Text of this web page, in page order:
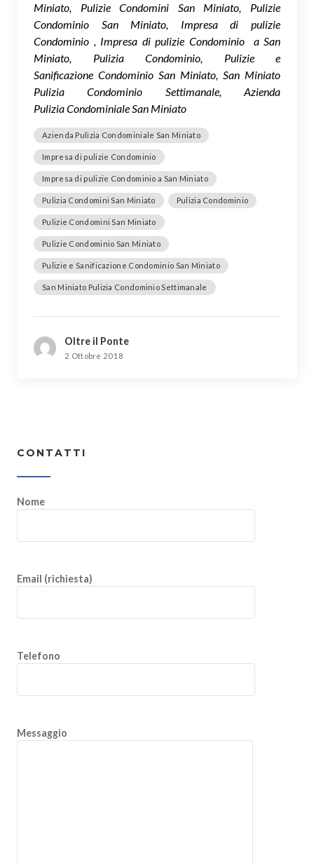
Miniato, Pulizie Condomini San Miniato, Pulizie
Condominio San Miniato, Impresa di pulizie
Condominio , Impresa di pulizie Condominio a San
Miniato, Pulizia Condominio, Pulizie e
Sanificazione Condominio San Miniato, San Miniato
Pulizia Condominio Settimanale, Azienda
Pulizia Condominiale San Miniato
Azienda Pulizia Condominiale San Miniato
Impresa di pulizie Condominio
Impresa di pulizie Condominio a San Miniato
Pulizia Condomini San Miniato Pulizia Condominio
Pulizie Condomini San Miniato
Pulizie Condominio San Miniato
Pulizie e Sanificazione Condominio San Miniato
San Miniato Pulizia Condominio Settimanale
Oltre il Ponte
2 Ottobre 2018
CONTATTI
Nome
Email (richiesta)
Telefono
Messaggio